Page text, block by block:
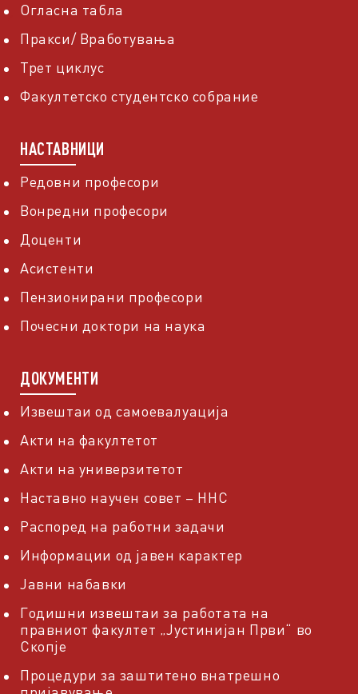
Огласна табла
Пракси/ Вработувања
Трет циклус
Факултетско студентско собрание
НАСТАВНИЦИ
Редовни професори
Вонредни професори
Доценти
Асистенти
Пензионирани професори
Почесни доктори на наука
ДОКУМЕНТИ
Извештаи од самоевалуација
Акти на факултетот
Акти на универзитетот
Наставно научен совет – ННС
Распоред на работни задачи
Информации од јавен карактер
Јавни набавки
Годишни извештаи за работата на
правниот факултет „Јустинијан Први“ во
Скопје
Процедури за заштитено внатрешно